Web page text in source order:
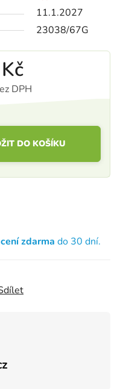
11.1.2027
23038/67G
DPH
DO KOŠÍKU
zdarma do 30 dní.